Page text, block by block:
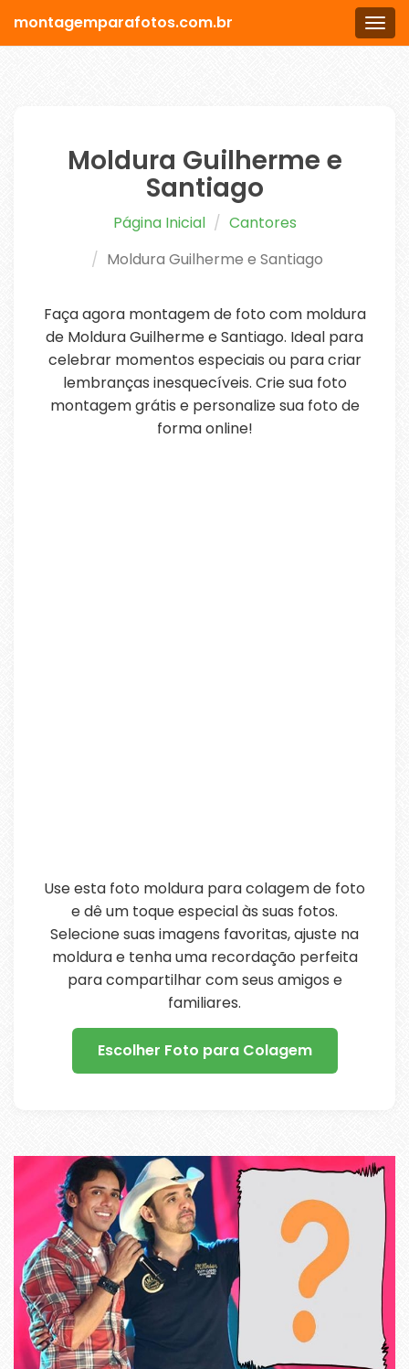
Menu
montagemparafotos.com.br
Moldura Guilherme e
Santiago
Página Inicial
Cantores
Moldura Guilherme e Santiago
Faça agora montagem de foto com moldura
de Moldura Guilherme e Santiago. Ideal para
celebrar momentos especiais ou para criar
lembranças inesquecíveis. Crie sua foto
montagem grátis e personalize sua foto de
forma online!
Use esta foto moldura para colagem de foto
e dê um toque especial às suas fotos.
Selecione suas imagens favoritas, ajuste na
moldura e tenha uma recordação perfeita
para compartilhar com seus amigos e
familiares.
Escolher Foto para Colagem